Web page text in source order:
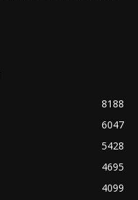
8188
6047
5428
4695
4099